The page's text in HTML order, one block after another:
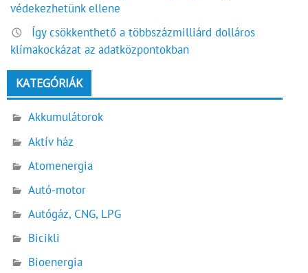
védekezhetünk ellene
Így csökkenthető a többszázmilliárd dolláros
klímakockázat az adatközpontokban
KATEGÓRIÁK
Akkumulátorok
Aktív ház
Atomenergia
Autó-motor
Autógáz, CNG, LPG
Bicikli
Bioenergia